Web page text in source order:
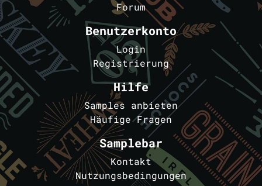
Forum
Benutzerkonto
Login
Registrierung
Hilfe
Samples anbieten
Häufige Fragen
Samplebar
Kontakt
Nutzungsbedingungen